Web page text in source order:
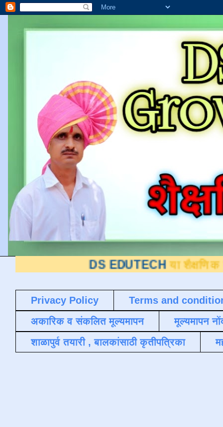
DS EDUTECH या शैक्षणिक ब्लॉगवर आपले
Privacy Policy
Terms and
अकारिक व संकलित मूल्यमापन
मूल्यमापन
शाळापुर्व तयारी , बालकांसाठी कृतीपत्रिका